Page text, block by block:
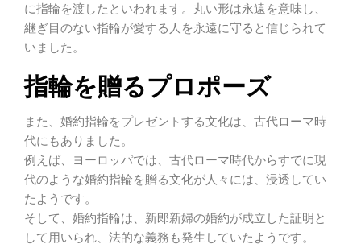
に指輪を渡したといわれます。丸い形は永遠を意味し、
継ぎ目のない指輪が愛する人を永遠に守ると信じられて
いました。
指輪を贈るプロポーズ
また、婚約指輪をプレゼントする文化は、古代ローマ時
代にもありました。
例えば、ヨーロッパでは、古代ローマ時代からすでに現
代のような婚約指輪を贈る文化が人々には、浸透してい
たようです。
そして、婚約指輪は、新郎新婦の婚約が成立した証明と
して用いられ、 法的な義務も発生していたようです。